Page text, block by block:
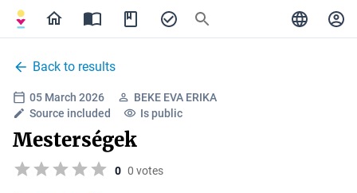
Back to results
05 March 2026
BEKE EVA ERIKA
Source included
Is public
Mesterségek
0 0 votes